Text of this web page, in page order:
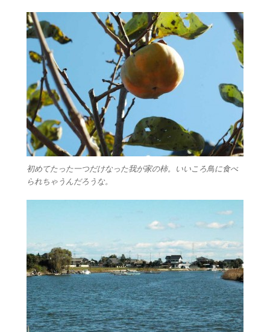
初めてたった一つだけなった我が家の柿。いいころ鳥に食べ
られちゃうんだろうな。